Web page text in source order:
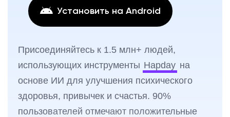
Установить на Android
Присоединяйтесь к 1.5 млн+ людей,
использующих инструменты Hapday на
основе ИИ для улучшения психического
здоровья, привычек и счастья. 90%
пользователей отмечают положительные